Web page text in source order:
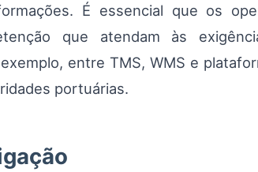
É essencial que os
que atendam às
entre TMS, WMS e
portuárias.